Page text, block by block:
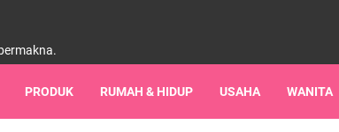
PRODUK RUMAH & HIDUP USAHA WANITA